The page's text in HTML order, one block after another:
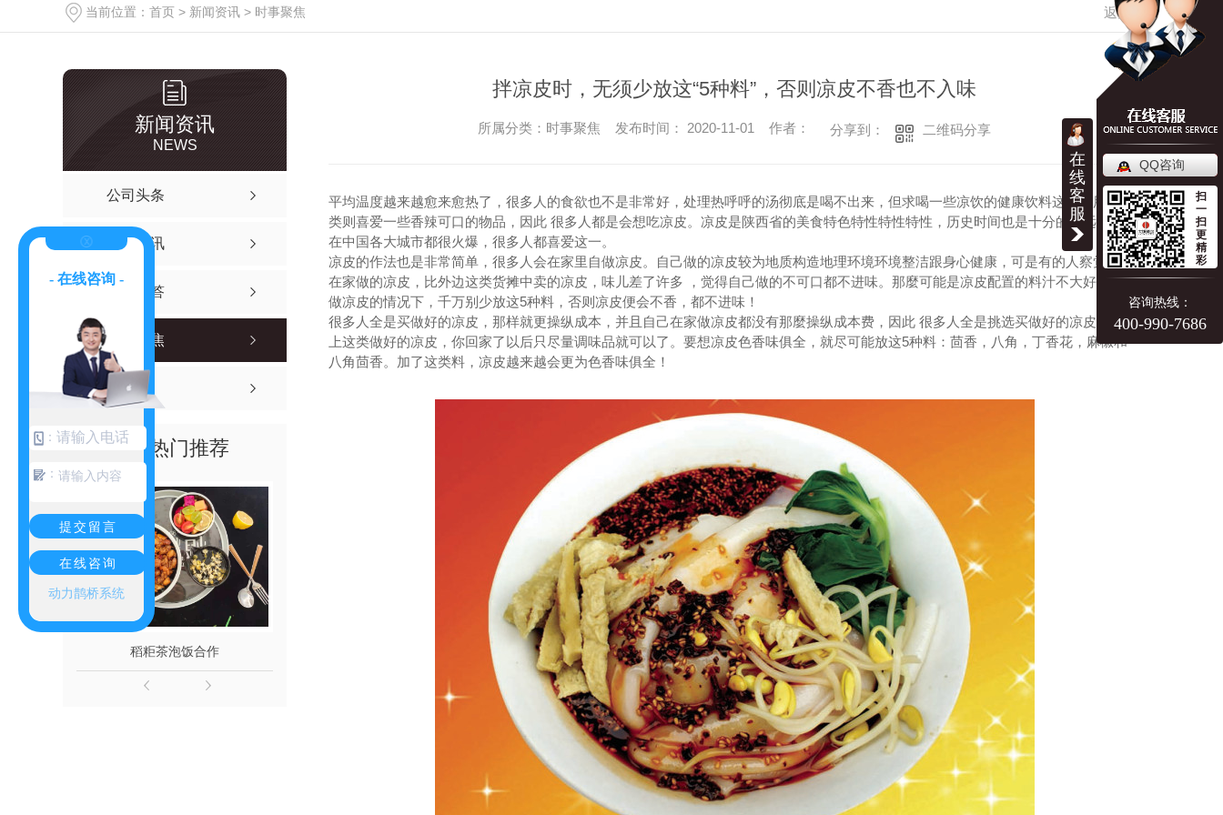
当前位置： 首页 > 新闻资讯 > 时事聚焦 返回
新闻资讯
NEWS
公司头条
行业资讯
有问必答
时事聚焦
其他
热门推荐
稻粔茶泡饭合作 稻粔茶泡饭加盟价格 稻粔茶泡饭加盟
拌凉皮时，无须少放这“5种料”，否则凉皮不香也不入味
所属分类：时事聚焦 发布时间： 2020-11-01 作者： 分享到： 二维码分享
平均温度越来越愈来愈热了，很多人的食欲也不是非常好，处理热呼呼的汤彻底是喝不出来，但求喝一些凉饮的健康饮料这类。用餐这
类则喜爱一些香辣可口的物品，因此 很多人都是会想吃凉皮。凉皮是陕西省的美食特色特性特性特性，历史时间也是十分的久远。凉皮
在中国各大城市都很火爆，很多人都喜爱这一。
凉皮的作法也是非常简单，很多人会在家里自做凉皮。自己做的凉皮较为地质构造地理环境环境整洁跟身心健康，可是有的人察觉自己
在家做的凉皮，比外边这类货摊中卖的凉皮，味儿差了许多 ，觉得自己做的不可口都不进味。那麼可能是凉皮配置的料汁不大好，自己
做凉皮的情况下，千万别少放这5种料，否则凉皮便会不香，都不进味！
很多人全是买做好的凉皮，那样就更操纵成本，并且自己在家做凉皮都没有那麼操纵成本费，因此 很多人全是挑选买做好的凉皮。实际
上这类做好的凉皮，你回家了以后只尽量调味品就可以了。要想凉皮色香味俱全，就尽可能放这5种料：茴香，八角，丁香花，麻椒和
八角茴香。加了这类料，凉皮越来越会更为色香味俱全！
在
线
客
服
QQ咨询
扫
一
扫
更
精
彩
咨询热线：
400-990-7686
- 在线咨询 -
：
：
提交留言
在线咨询
动力鹊桥系统